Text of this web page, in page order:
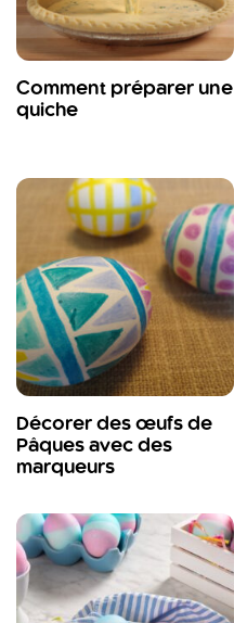
Comment préparer une
quiche
Décorer des œufs de
Pâques avec des
marqueurs